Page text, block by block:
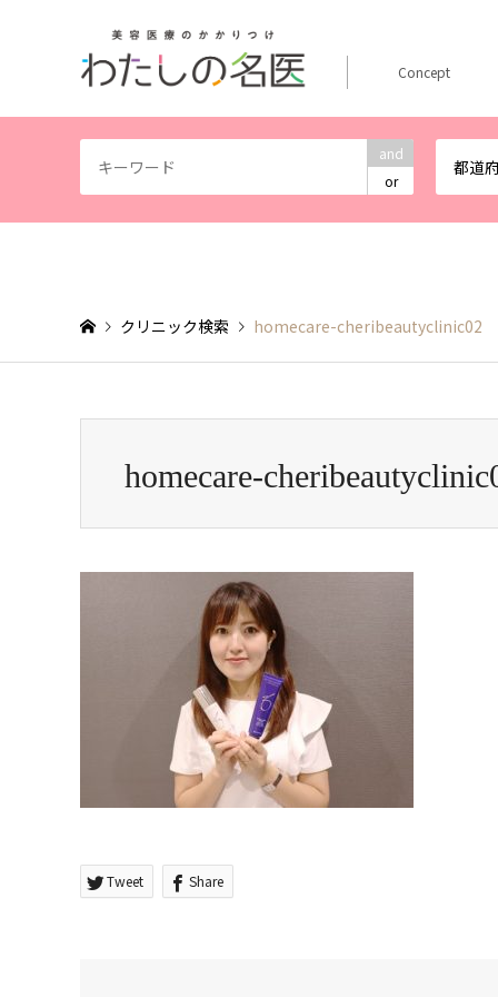
and
or
都道
Concept
クリニック検索 homecare-cheribeautyclinic02
homecare-
Tweet Share